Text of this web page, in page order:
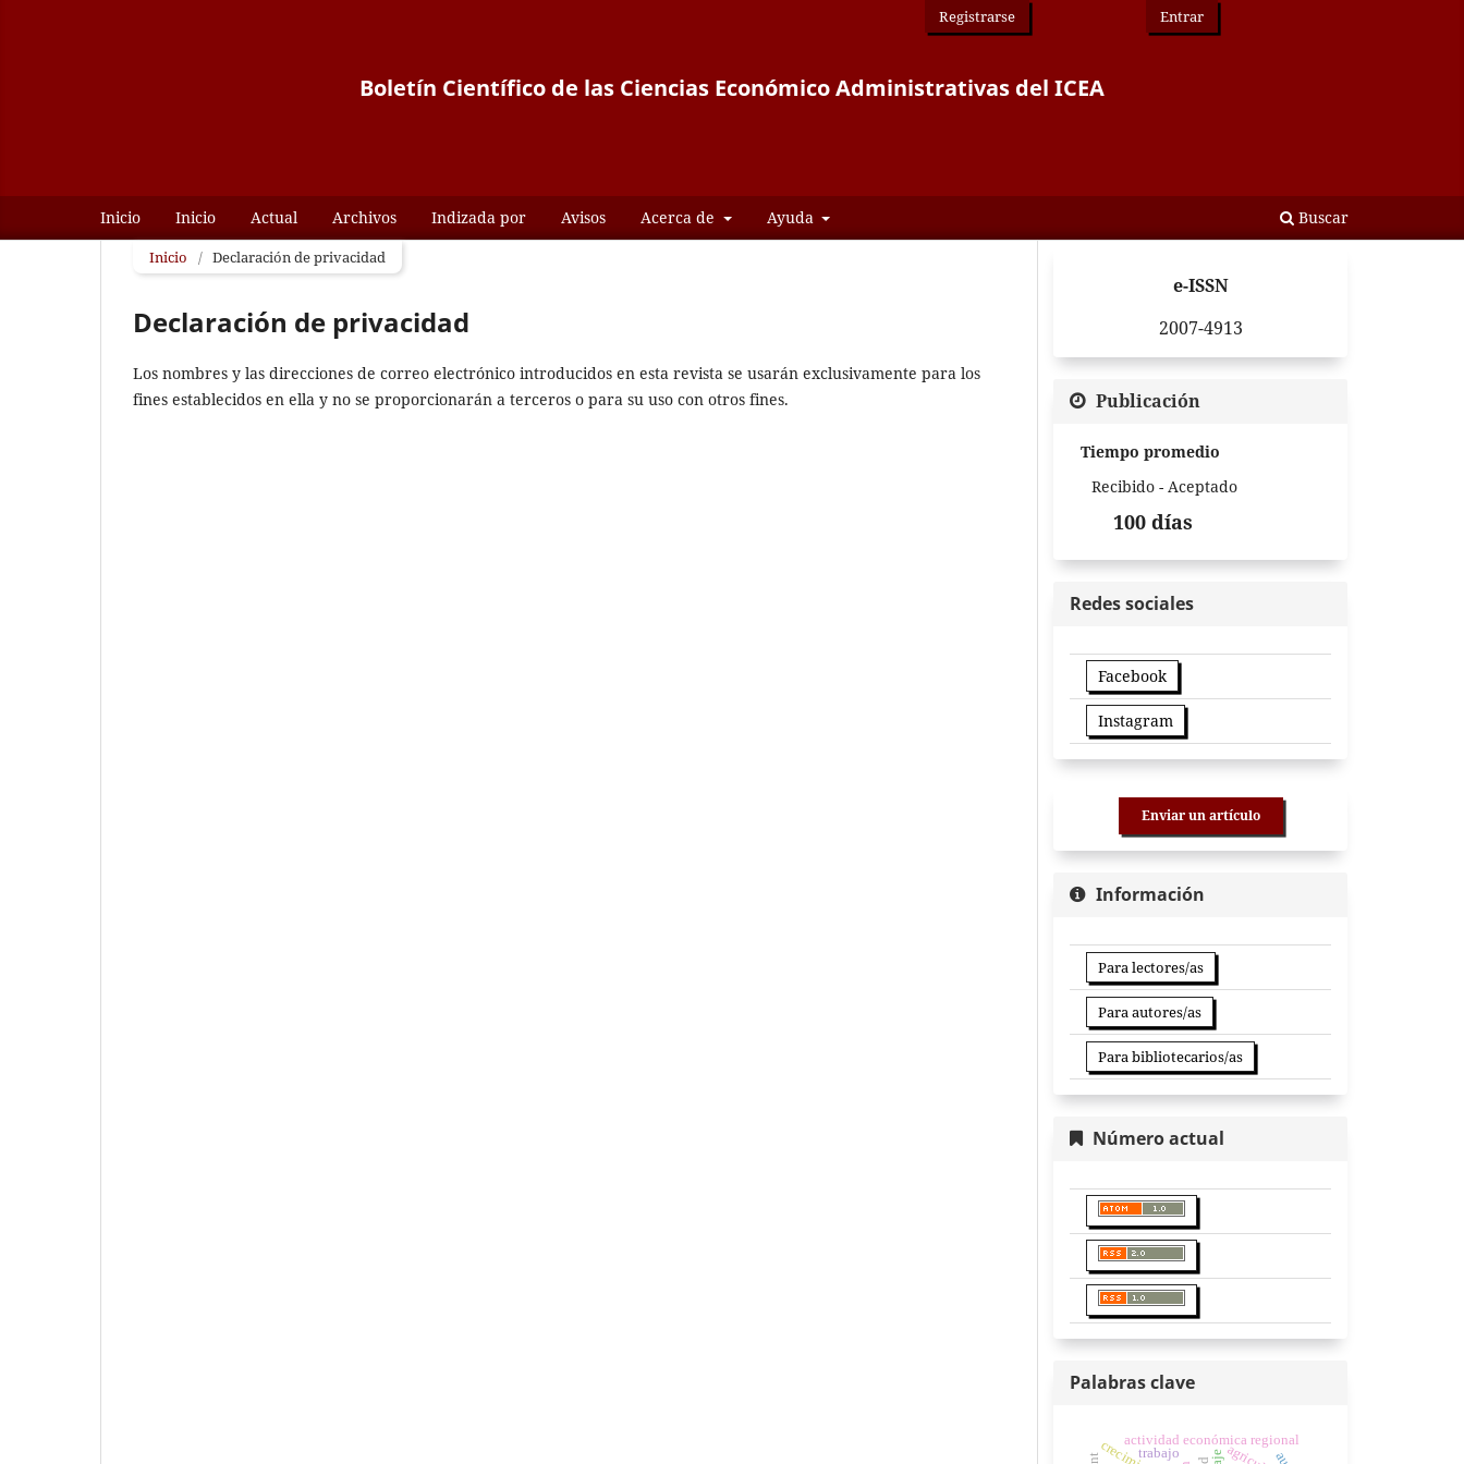
Boletín Científico de las Ciencias Económico Administrativas del ICEA
Inicio Inicio Actual Archivos Indizada por Avisos Acerca de Ayuda Buscar
Registrarse Entrar
Inicio / Declaración de privacidad
Declaración de privacidad
Los nombres y las direcciones de correo electrónico introducidos en esta revista se usarán exclusivamente para los
fines establecidos en ella y no se proporcionarán a terceros o para su uso con otros fines.
e-ISSN
2007-4913
Publicación
Tiempo promedio
Recibido - Aceptado
100 días
Redes sociales
Facebook
Instagram
Enviar un artículo
Información
Para lectores/as
Para autores/as
Para bibliotecarios/as
Número actual
Palabras clave
actividad económica regional
trabajo